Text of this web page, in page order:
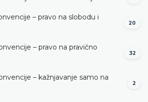
– pravo na slobodu i
20
– pravo na pravično
32
– kažnjavanje samo na
2